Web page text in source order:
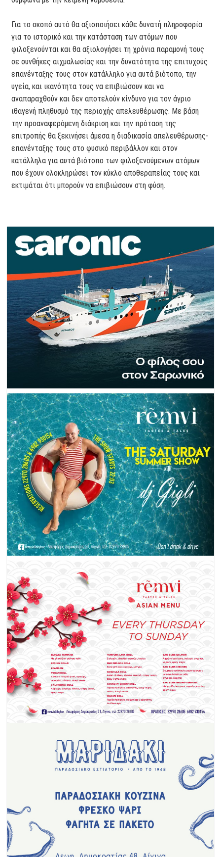
Για το σκοπό αυτό θα αξιοποιήσει κάθε δυνατή πληροφορία
για το ιστορικό και την κατάσταση των ατόµων που
φιλοξενούνται και θα αξιολογήσει τη χρόνια παραµονή τους
σε συνθήκες αιχµαλωσίας και την δυνατότητα της επιτυχούς
επανένταξης τους στον κατάλληλο για αυτά βιότοπο, την
υγεία, και ικανότητα τους να επιβιώσουν και να
αναπαραχθούν και δεν αποτελούν κίνδυνο για τον άγριο
ιθαγενή πληθυσµό της περιοχής απελευθέρωσης. Με βάση
την προαναφερόµενη διάκριση και την πρόταση της
επιτροπής θα ξεκινήσει άµεσα η διαδικασία απελευθέρωσης-
επανένταξης τους στο φυσικό περιβάλλον και στον
κατάλληλα για αυτά βιότοπο των φιλοξενούµενων ατόµων
που έχουν ολοκληρώσει τον κύκλο αποθεραπείας τους και
εκτιµάται ότι µπορούν να επιβιώσουν στη φύση.